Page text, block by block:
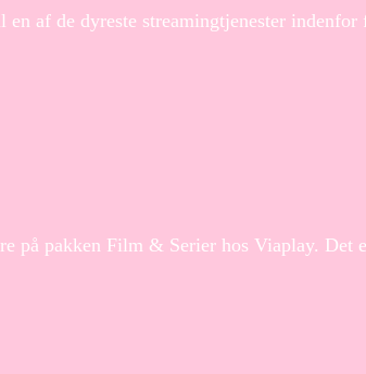
af de dyreste streamingtjenester
på pakken Film & Serier hos Viaplay. Det